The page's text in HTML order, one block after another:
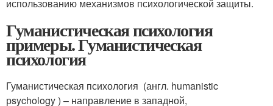
использованию механизмов психологической защиты.
Гуманистическая психология
примеры. Гуманистическая
психология
Гуманистическая психология (англ. humanistic
рsychology ) – направление в западной,